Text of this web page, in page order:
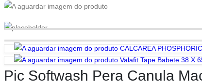
CALCAREA
Valafit Tape Babete 38 X
Pic Softwash Pera Canula